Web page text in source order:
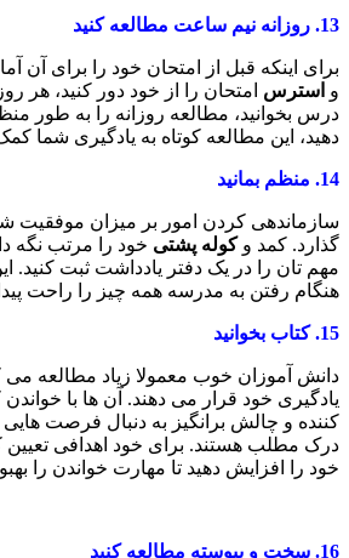
13. روزانه نیم ساعت مطالعه کنید
برای اینکه قبل از امتحان خود را برای آن
و استرس امتحان را از خود دور کنید،
درس بخوانید، مطالعه روزانه را به طور
دهید، این مطالعه کوتاه به یادگیری شما
14. منظم بمانید
سازماندهی کردن امور بر میزان موفقیت
گذارد. کمد وکوله پشتی خود را مرتب نگه
مهم تان را در یک دفتر یادداشت ثبت کنید.
هنگام رفتن به مدرسه همه چیز را راحت
15. کتاب بخوانید
دانش آموزان خوب معمولا زیاد مطالعه می
یادگیری خود قرار می دهند. آن ها با
کننده و چالش برانگیز به دنبال فرصت
درک مطلب هستند. برای خود اهدافی
خود را افزایش دهید تا مهارت خواندن را
16. سخت و پیوسته مطالعه کنید